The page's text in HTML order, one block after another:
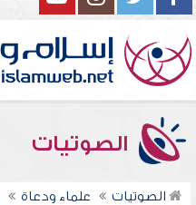
الصوتيات
الصوتيات علماء ودعاة